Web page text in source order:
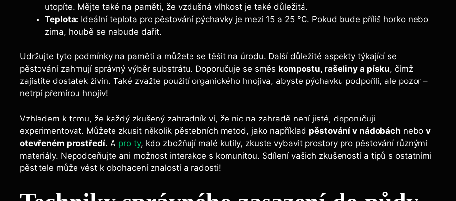
utopíte.⁣ Mějte také na paměti, že vzdušná vlhkost je​ také důležitá.
Teplota: ​Ideální ​teplota ‌pro ‍pěstování pýchavky ​je mezi 15 a 25 °C. Pokud‌ bude příliš horko nebo
⁤zima, houbě se nebude dařit.
Udržujte⁣ tyto ‍podmínky na ⁣paměti a můžete se těšit​ na úrodu.⁤ Další‍ důležité‌ aspekty týkající se ​
pěstování ⁢zahrnují správný výběr substrátu. Doporučuje ⁤se směs​ kompostu, rašeliny⁢ a písku, čímž⁣
zajistíte dostatek živin.‍ Také ​zvažte použití organického hnojiva, ‌abyste pýchavku⁢ podpořili,‍ ale pozor –
netrpí ​přemírou hnojiv!
Vzhledem k tomu, že každý⁤ zkušený zahradník ví, že ⁤nic na zahradě​ není jisté, doporučuji
experimentovat. Můžete zkusit několik pěstebních⁢ metod,⁤ jako například pěstování v nádobách nebo v
otevřeném‌ prostředí. A pro ty, ⁣kdo zbožňují⁤ malé ⁣kutily, zkuste vybavit ⁤prostory pro pěstování‌ různými
materiály. Nepodceňujte ani možnost interakce s​ komunitou. Sdílení‌ vašich⁣ zkušeností a tipů s ostatními
pěstitele může vést k obohacení​ znalostí ⁢a radosti!